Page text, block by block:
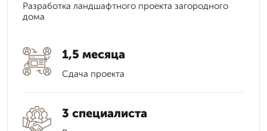
Разработка ландшафтного проекта загородного
дома
1,5 месяца
Сдача проекта
3 специалиста